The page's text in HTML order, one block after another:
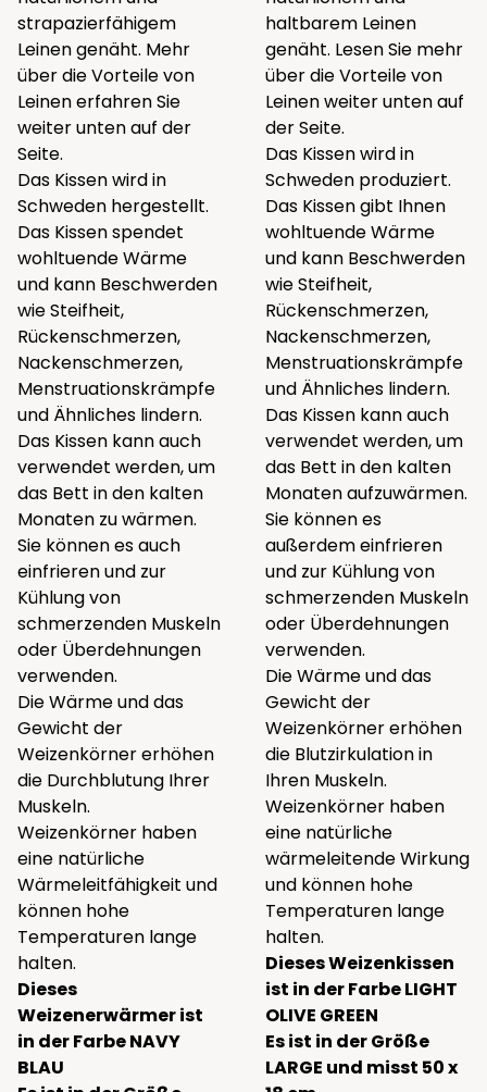
strapazierfähigem
Leinen genäht. Mehr
über die Vorteile von
Leinen erfahren Sie
weiter unten auf der
Seite.
Das Kissen wird in
Schweden hergestellt.
Das Kissen spendet
wohltuende Wärme
und kann Beschwerden
wie Steifheit,
Rückenschmerzen,
Nackenschmerzen,
Menstruationskrämpfe
und Ähnliches lindern.
Das Kissen kann auch
verwendet werden, um
das Bett in den kalten
Monaten zu wärmen.
Sie können es auch
einfrieren und zur
Kühlung von
schmerzenden Muskeln
oder Überdehnungen
verwenden.
Die Wärme und das
Gewicht der
Weizenkörner erhöhen
die Durchblutung Ihrer
Muskeln.
Weizenkörner haben
eine natürliche
Wärmeleitfähigkeit und
können hohe
Temperaturen lange
halten.
Dieses
Weizenerwärmer ist
in der Farbe NAVY
BLAU
haltbarem Leinen
genäht. Lesen Sie mehr
über die Vorteile von
Leinen weiter unten auf
der Seite.
Das Kissen wird in
Schweden produziert.
Das Kissen gibt Ihnen
wohltuende Wärme
und kann Beschwerden
wie Steifheit,
Rückenschmerzen,
Nackenschmerzen,
Menstruationskrämpfe
und Ähnliches lindern.
Das Kissen kann auch
verwendet werden, um
das Bett in den kalten
Monaten aufzuwärmen.
Sie können es
außerdem einfrieren
und zur Kühlung von
schmerzenden Muskeln
oder Überdehnungen
verwenden.
Die Wärme und das
Gewicht der
Weizenkörner erhöhen
die Blutzirkulation in
Ihren Muskeln.
Weizenkörner haben
eine natürliche
wärmeleitende Wirkung
und können hohe
Temperaturen lange
halten.
Dieses Weizenkissen
ist in der Farbe LIGHT
OLIVE GREEN
Es ist in der Größe
LARGE und misst 50 x